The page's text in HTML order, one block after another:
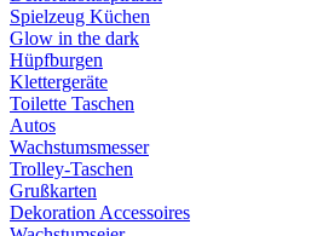
Spielzeug Küchen
Glow in the dark
Hüpfburgen
Klettergeräte
Toilette Taschen
Autos
Wachstumsmesser
Trolley-Taschen
Grußkarten
Dekoration Accessoires